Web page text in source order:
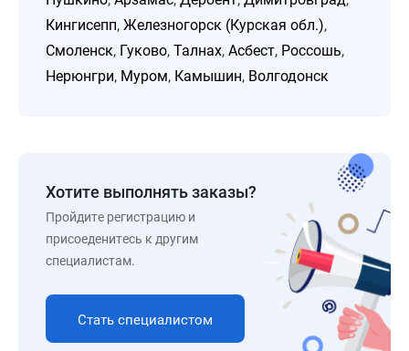
Кингисепп, Железногорск (Курская обл.),
Смоленск, Гуково, Талнах, Асбест, Россошь,
Нерюнгри, Муром, Камышин, Волгодонск
Хотите выполнять заказы?
Пройдите регистрацию и
присоеденитесь к другим
специалистам.
Стать специалистом